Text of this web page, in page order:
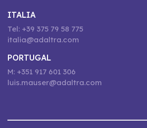
ITALIA
Tel: +39 375 79 58 775
italia@adaltra.com
PORTUGAL
M: +351 917 601 306
luis.mauser@adaltra.com